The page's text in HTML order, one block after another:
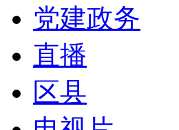
党建政务
直播
区县